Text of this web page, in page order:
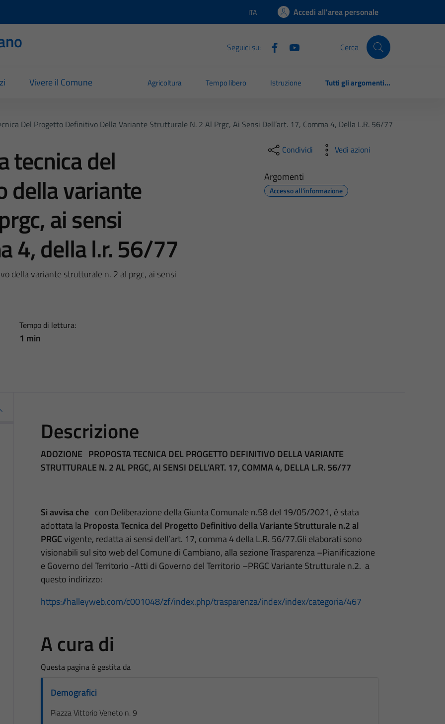
Lingua attiva:
ITA Accedi all'area personale
Seguici su: Cerca
Vivere il Comune Agricoltura Tempo libero Istruzione Tutti gli argomenti...
Del Progetto Definitivo Della Variante Strutturale N. 2 Al Prgc, Ai Sensi Dell’art. 17, Comma 4, Della L.r. 56/77
tecnica del
della variante
ai sensi
4, della l.r. 56/77
della variante strutturale n. 2 al prgc, ai sensi
Tempo di lettura:
1 min
Condividi Vedi azioni
Argomenti
Accesso all'informazione
Descrizione
ADOZIONE PROPOSTA TECNICA DEL PROGETTO DEFINITIVO DELLA VARIANTE
STRUTTURALE N. 2 AL PRGC, AI SENSI DELL’ART. 17, COMMA 4, DELLA L.R. 56/77
Si avvisa che con Deliberazione della Giunta Comunale n.58 del 19/05/2021, è stata
adottata laProposta Tecnica del Progetto Definitivo della Variante Strutturale n.2 al
PRGCvigente, redatta ai sensi dell’art. 17, comma 4 della L.R. 56/77.Gli elaborati sono
visionabili sul sito web del Comune di Cambiano, alla sezione Trasparenza –Pianificazione
e Governo del Territorio -Atti di Governo del Territorio –PRGC Variante Strutturale n.2. a
questo indirizzo:
https://halleyweb.com/c001048/zf/index.php/trasparenza/index/index/categoria/467
A cura di
Questa pagina è gestita da
Demografici
Piazza Vittorio Veneto n. 9